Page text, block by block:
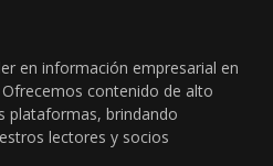
en información empresarial en
contenido de alto
plataformas, brindando
lectores y socios